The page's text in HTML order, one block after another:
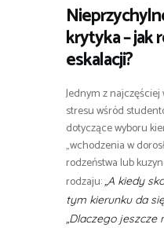
krytyka – jak
eskalacji?
Jednym z
stresu wśród
dotyczące wyboru
„wchodzenia w
rodzeństwa lub
rodzaju:„A kiedy
tym kierunku da
„Dlaczego jeszcze